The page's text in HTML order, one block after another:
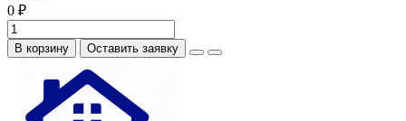
0 ₽
В корзину Оставить заявку